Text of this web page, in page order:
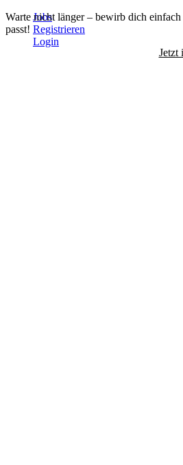
Jobs
Registrieren
Login
Warte nicht länger – bewirb dich
passt!
Jetzt